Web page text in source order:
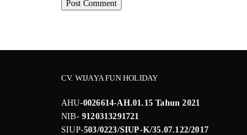
CV. WIJAYA FUN HOLIDAY
AHU-0026614-AH.01.15 Tahun 2021
NIB-9120313291721
SIUP-503/0223/SIUP-K/35.07.122/2017